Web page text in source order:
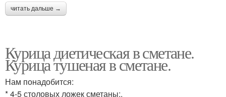
читать дальше →
Курица диетическая в сметане.
Курица тушеная в сметане.
Нам понадобится:
* 4-5 столовых ложек сметаны;.